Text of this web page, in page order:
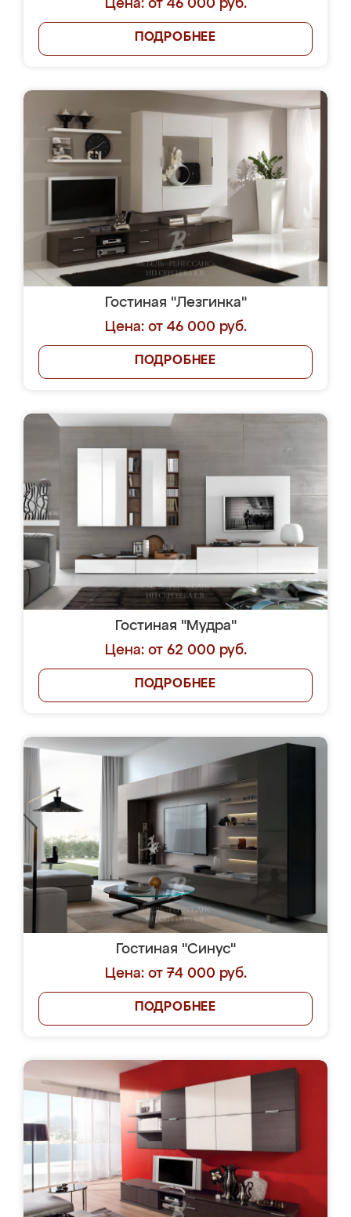
Цена: от 46 000 руб.
ПОДРОБНЕЕ
Гостиная "Лезгинка"
Цена: от 46 000 руб.
ПОДРОБНЕЕ
Гостиная "Мудра"
Цена: от 62 000 руб.
ПОДРОБНЕЕ
Гостиная "Синус"
Цена: от 74 000 руб.
ПОДРОБНЕЕ